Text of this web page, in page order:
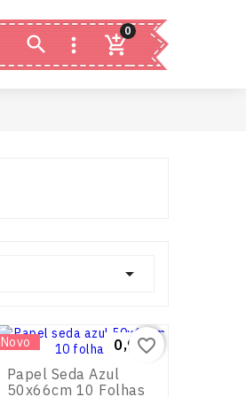

0


Preço
0,90 €
Novo
Papel Seda Azul
50x66cm 10 Folhas
favorite_border